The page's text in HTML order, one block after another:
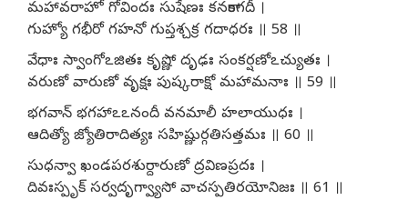
మహావరాహో గోవిందః సుషేణః కనకాంగదీ ।
గుహ్యో గభీరో గహనో గుప్తశ్చక్ర గదాధరః ॥ 58 ॥
వేధాః స్వాంగోఽజితః కృష్ణో దృఢః సంకర్షణోఽచ్యుతః ।
వరుణో వారుణో వృక్షః పుష్కరాక్షో మహామనాః ॥ 59 ॥
భగవాన్ భగహాఽఽనందీ వనమాలీ హలాయుధః ।
ఆదిత్యో జ్యోతిరాదిత్యః సహిష్ణుర్గతిసత్తమః ॥ 60 ॥
సుధన్వా ఖండపరశుర్దారుణో ద్రవిణప్రదః ।
దివఃస్పృక్ సర్వదృగ్వ్యాసో వాచస్పతిరయోనిజః ॥ 61 ॥